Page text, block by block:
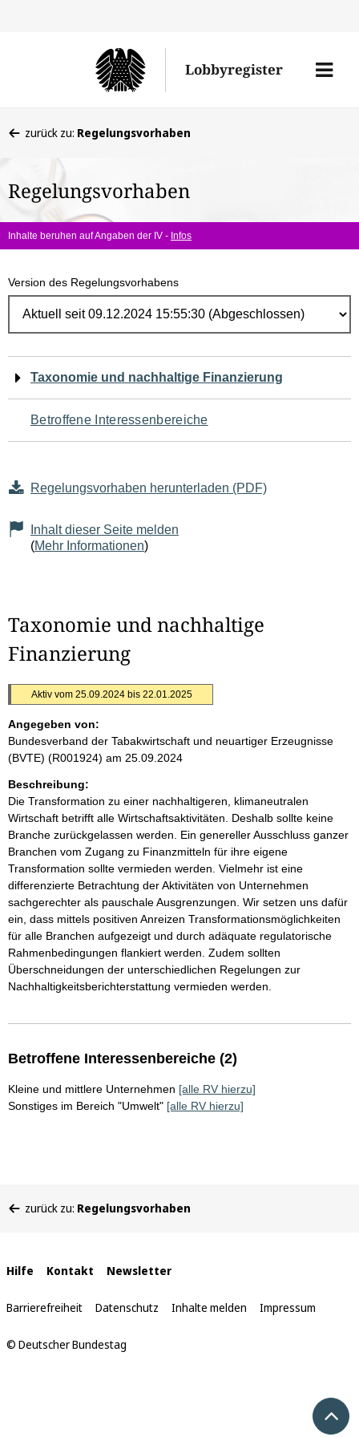
Lobbyregister
Menü
befinden
hier:
zurück zu: Regelungsvorhaben
Regelungsvorhaben
Inhalte beruhen auf Angaben der IV - Infos
Version des Regelungsvorhabens
Navigation
für
den
Seiteninhalt
Taxonomie und nachhaltige Finanzierung
Betroffene Interessenbereiche
Regelungsvorhaben herunterladen (PDF)
Inhalt dieser Seite melden
(Mehr Informationen)
Taxonomie und nachhaltige
Finanzierung
Aktiv vom 25.09.2024 bis 22.01.2025
Angegeben von:
Bundesverband der Tabakwirtschaft und neuartiger Erzeugnisse
(BVTE) (R001924) am 25.09.2024
Beschreibung:
Die Transformation zu einer nachhaltigeren, klimaneutralen
Wirtschaft betrifft alle Wirtschaftsaktivitäten. Deshalb sollte keine
Branche zurückgelassen werden. Ein genereller Ausschluss ganzer
Branchen vom Zugang zu Finanzmitteln für ihre eigene
Transformation sollte vermieden werden. Vielmehr ist eine
differenzierte Betrachtung der Aktivitäten von Unternehmen
sachgerechter als pauschale Ausgrenzungen. Wir setzen uns dafür
ein, dass mittels positiven Anreizen Transformationsmöglichkeiten
für alle Branchen aufgezeigt und durch adäquate regulatorische
Rahmenbedingungen flankiert werden. Zudem sollten
Überschneidungen der unterschiedlichen Regelungen zur
Nachhaltigkeitsberichterstattung vermieden werden.
Betroffene Interessenbereiche (2)
Kleine und mittlere Unternehmen [alle RV hierzu]
Sonstiges im Bereich "Umwelt" [alle RV hierzu]
befinden
zurück zu: Regelungsvorhaben
Interne
Links
Hilfe Kontakt Newsletter
Barrierefreiheit Datenschutz Inhalte melden Impressum
© Deutscher Bundestag